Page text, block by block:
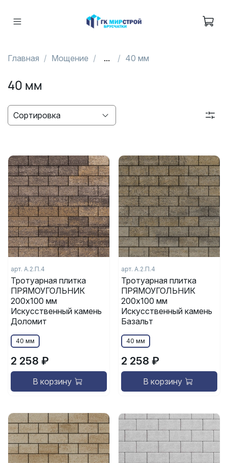
Главная Мощение ... 40 мм
40 мм
арт. А.2.П.4
Тротуарная плитка
ПРЯМОУГОЛЬНИК
200x100 мм
Искусственный камень
Доломит
40 мм
2 258 ₽
В корзину
арт. А.2.П.4
Тротуарная плитка
ПРЯМОУГОЛЬНИК
200x100 мм
Искусственный камень
Базальт
40 мм
2 258 ₽
В корзину